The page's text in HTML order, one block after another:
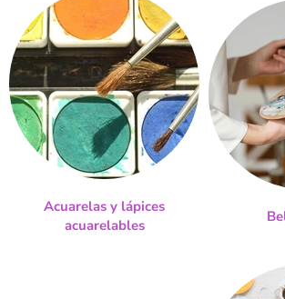
Acuarelas y lápices
acuarelables